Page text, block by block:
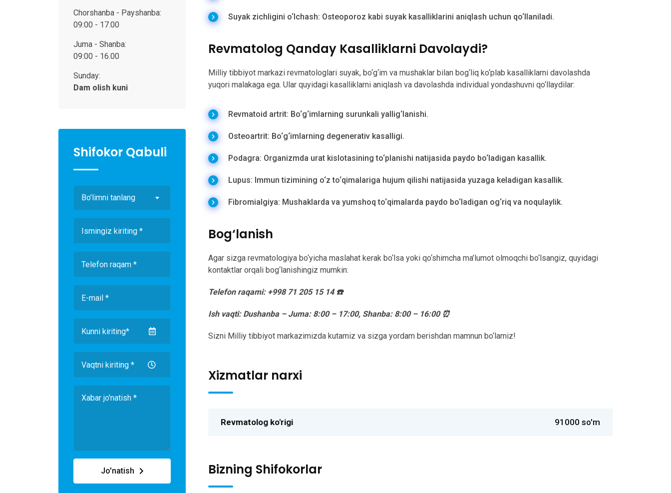
Suyak zichligini o‘lchash: Osteoporoz kabi suyak kasalliklarini aniqlash uchun qo‘llaniladi.
Revmatolog Qanday Kasalliklarni Davolaydi?
Milliy tibbiyot markazi revmatologlari suyak, bo‘g‘im va mushaklar bilan bog‘liq ko‘plab kasalliklarni davolashda
yuqori malakaga ega. Ular quyidagi kasalliklarni aniqlash va davolashda individual yondashuvni qo‘llaydilar:
Revmatoid artrit: Bo‘g‘imlarning surunkali yallig‘lanishi.
Osteoartrit: Bo‘g‘imlarning degenerativ kasalligi.
Podagra: Organizmda urat kislotasining to‘planishi natijasida paydo bo‘ladigan kasallik.
Lupus: Immun tizimining o‘z to‘qimalariga hujum qilishi natijasida yuzaga keladigan kasallik.
Fibromialgiya: Mushaklarda va yumshoq to‘qimalarda paydo bo‘ladigan og‘riq va noqulaylik.
Bog‘lanish
Agar sizga revmatologiya bo‘yicha maslahat kerak bo‘lsa yoki qo‘shimcha ma’lumot olmoqchi bo‘lsangiz, quyidagi
kontaktlar orqali bog‘lanishingiz mumkin:
Telefon raqami: +998 71 205 15 14 ☎️
Ish vaqti: Dushanba – Juma: 8:00 – 17:00, Shanba: 8:00 – 16:00 ⏰
Sizni Milliy tibbiyot markazimizda kutamiz va sizga yordam berishdan mamnun bo‘lamiz!
Xizmatlar narxi
Revmatolog ko'rigi 91000 so'm
Bizning Shifokorlar
Chorshanba - Payshanba:
09:00 - 17.00
Juma - Shanba:
09:00 - 16.00
Sunday:
Dam olish kuni
Shifokor Qabuli
Bo'limni tanlang
Jo'natish